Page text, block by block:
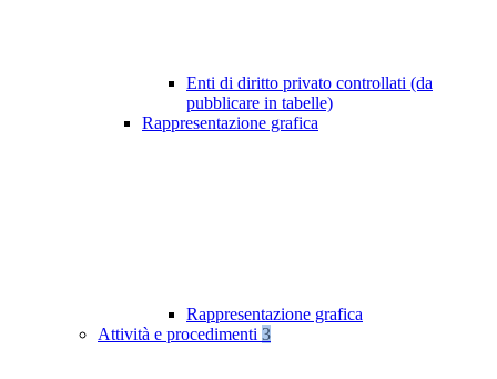
Enti di diritto privato controllati (da
pubblicare in tabelle)
Rappresentazione grafica
Rappresentazione grafica
Attività e procedimenti 3